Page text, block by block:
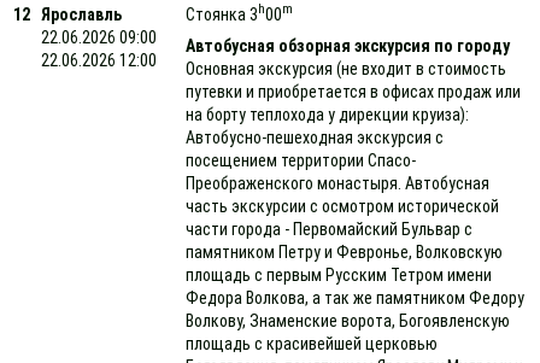
12
Ярославль
22.06.2026 09:00
22.06.2026 12:00
Стоянка 3 h00m
Автобусная обзорная экскурсия по городу
Основная экскурсия (не входит в стоимость
путевки и приобретается в офисах продаж или
на борту теплохода у дирекции круиза):
Автобусно-пешеходная экскурсия с
посещением территории Спасо-
Преображенского монастыря. Автобусная
часть экскурсии с осмотром исторической
части города - Первомайский Бульвар с
памятником Петру и Февронье, Волковскую
площадь с первым Русским Тетром имени
Федора Волкова, а так же памятником Федору
Волкову, Знаменские ворота, Богоявленскую
площадь с красивейшей церковью